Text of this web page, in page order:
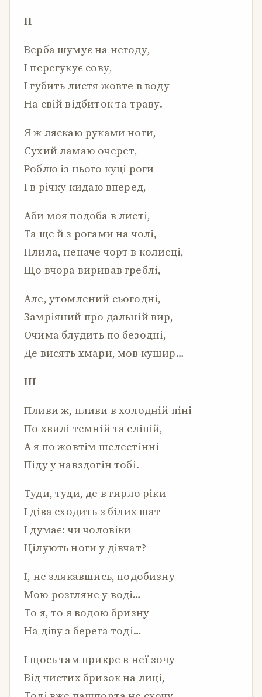
II
Верба шумує на негоду,
І перегукує сову,
І губить листя жовте в воду
На свій відбиток та траву.
Я ж ляскаю руками ноги,
Сухий ламаю очерет,
Роблю із нього куці роги
І в річку кидаю вперед,
Аби моя подоба в листі,
Та ще й з рогами на чолі,
Плила, неначе чорт в колисці,
Що вчора виривав греблі,
Але, утомлений сьогодні,
Замріяний про дальній вир,
Очима блудить по безодні,
Де висять хмари, мов кушир…
III
Пливи ж, пливи в холодній піні
По хвилі темній та сліпій,
А я по жовтім шелестінні
Піду у навздогін тобі.
Туди, туди, де в гирло ріки
І діва сходить з білих шат
І думає: чи чоловіки
Цілують ноги у дівчат?
І, не злякавшись, подобизну
Мою розгляне у воді…
То я, то я водою бризну
На діву з берега тоді…
І щось там прикре в неї зочу
Від чистих бризок на лиці,